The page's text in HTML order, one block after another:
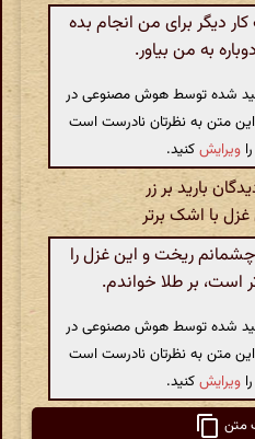
دیگر برای من انجام بده
به من بیاور.
شده توسط هوش مصنوعی در
این متن به نظرتان نادرست است
ویرایشکنید.
بارید بر زر
با اشک برتر
ریخت و این غزل را
است، بر طلا خواندم.
شده توسط هوش مصنوعی در
این متن به نظرتان نادرست است
ویرایشکنید.
متن